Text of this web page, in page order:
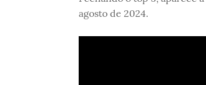
agosto de 2024.